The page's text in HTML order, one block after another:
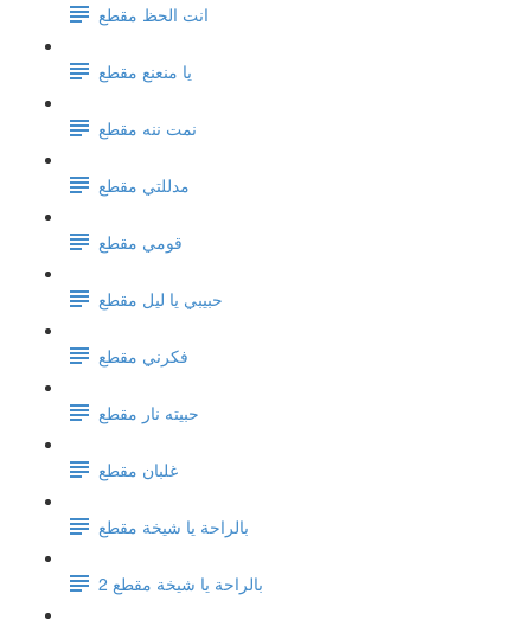
انت الحظ مقطع
يا منعنع مقطع
نمت ننه مقطع
مدللتي مقطع
قومي مقطع
حبيبي يا ليل مقطع
فكرني مقطع
حبيته نار مقطع
غلبان مقطع
بالراحة يا شيخة مقطع
بالراحة يا شيخة مقطع 2